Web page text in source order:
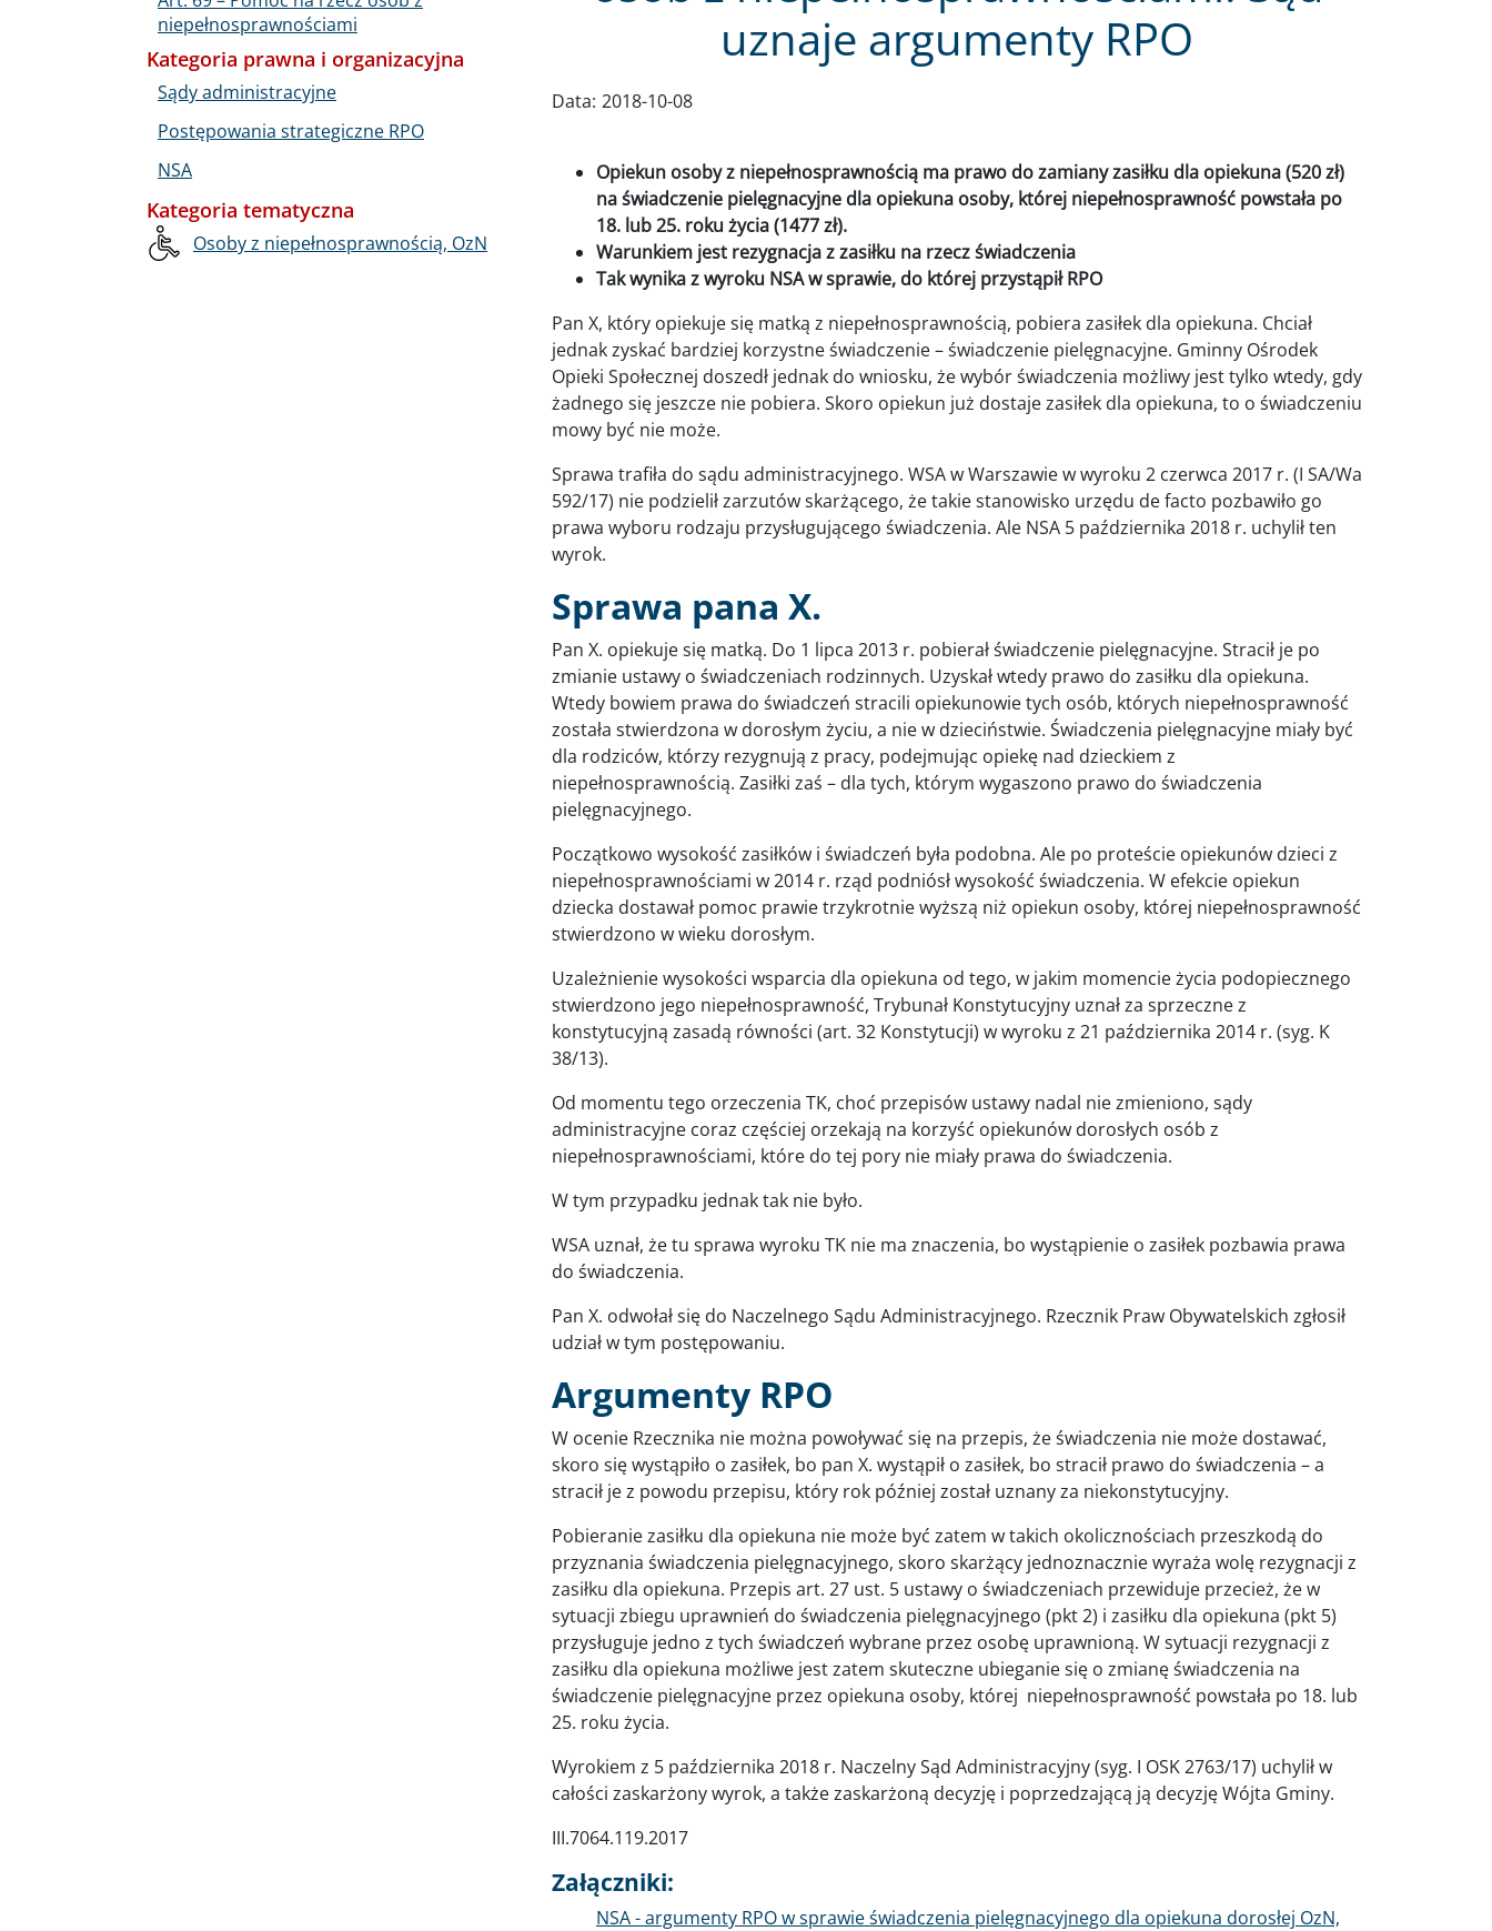
uznaje argumenty RPO
Data: 2018-10-08
Opiekun osoby z niepełnosprawnością ma prawo do zamiany zasiłku dla opiekuna (520 zł)
na świadczenie pielęgnacyjne dla opiekuna osoby, której niepełnosprawność powstała po
18. lub 25. roku życia (1477 zł).
Warunkiem jest rezygnacja z zasiłku na rzecz świadczenia
Tak wynika z wyroku NSA w sprawie, do której przystąpił RPO
Pan X, który opiekuje się matką z niepełnosprawnością, pobiera zasiłek dla opiekuna. Chciał
jednak zyskać bardziej korzystne świadczenie – świadczenie pielęgnacyjne. Gminny Ośrodek
Opieki Społecznej doszedł jednak do wniosku, że wybór świadczenia możliwy jest tylko wtedy, gdy
żadnego się jeszcze nie pobiera. Skoro opiekun już dostaje zasiłek dla opiekuna, to o świadczeniu
mowy być nie może.
Sprawa trafiła do sądu administracyjnego. WSA w Warszawie w wyroku 2 czerwca 2017 r. (I SA/Wa
592/17) nie podzielił zarzutów skarżącego, że takie stanowisko urzędu de facto pozbawiło go
prawa wyboru rodzaju przysługującego świadczenia. Ale NSA 5 października 2018 r. uchylił ten
wyrok.
Sprawa pana X.
Pan X. opiekuje się matką. Do 1 lipca 2013 r. pobierał świadczenie pielęgnacyjne. Stracił je po
zmianie ustawy o świadczeniach rodzinnych. Uzyskał wtedy prawo do zasiłku dla opiekuna.
Wtedy bowiem prawa do świadczeń stracili opiekunowie tych osób, których niepełnosprawność
została stwierdzona w dorosłym życiu, a nie w dzieciństwie. Świadczenia pielęgnacyjne miały być
dla rodziców, którzy rezygnują z pracy, podejmując opiekę nad dzieckiem z
niepełnosprawnością. Zasiłki zaś – dla tych, którym wygaszono prawo do świadczenia
pielęgnacyjnego.
Początkowo wysokość zasiłków i świadczeń była podobna. Ale po proteście opiekunów dzieci z
niepełnosprawnościami w 2014 r. rząd podniósł wysokość świadczenia. W efekcie opiekun
dziecka dostawał pomoc prawie trzykrotnie wyższą niż opiekun osoby, której niepełnosprawność
stwierdzono w wieku dorosłym.
Uzależnienie wysokości wsparcia dla opiekuna od tego, w jakim momencie życia podopiecznego
stwierdzono jego niepełnosprawność, Trybunał Konstytucyjny uznał za sprzeczne z
konstytucyjną zasadą równości (art. 32 Konstytucji) w wyroku z 21 października 2014 r. (syg. K
38/13).
Od momentu tego orzeczenia TK, choć przepisów ustawy nadal nie zmieniono, sądy
administracyjne coraz częściej orzekają na korzyść opiekunów dorosłych osób z
niepełnosprawnościami, które do tej pory nie miały prawa do świadczenia.
W tym przypadku jednak tak nie było.
WSA uznał, że tu sprawa wyroku TK nie ma znaczenia, bo wystąpienie o zasiłek pozbawia prawa
do świadczenia.
Pan X. odwołał się do Naczelnego Sądu Administracyjnego. Rzecznik Praw Obywatelskich zgłosił
udział w tym postępowaniu.
Argumenty RPO
W ocenie Rzecznika nie można powoływać się na przepis, że świadczenia nie może dostawać,
skoro się wystąpiło o zasiłek, bo pan X. wystąpił o zasiłek, bo stracił prawo do świadczenia – a
stracił je z powodu przepisu, który rok później został uznany za niekonstytucyjny.
Pobieranie zasiłku dla opiekuna nie może być zatem w takich okolicznościach przeszkodą do
przyznania świadczenia pielęgnacyjnego, skoro skarżący jednoznacznie wyraża wolę rezygnacji z
zasiłku dla opiekuna. Przepis art. 27 ust. 5 ustawy o świadczeniach przewiduje przecież, że w
sytuacji zbiegu uprawnień do świadczenia pielęgnacyjnego (pkt 2) i zasiłku dla opiekuna (pkt 5)
przysługuje jedno z tych świadczeń wybrane przez osobę uprawnioną. W sytuacji rezygnacji z
zasiłku dla opiekuna możliwe jest zatem skuteczne ubieganie się o zmianę świadczenia na
świadczenie pielęgnacyjne przez opiekuna osoby, której niepełnosprawność powstała po 18. lub
25. roku życia.
Wyrokiem z 5 października 2018 r. Naczelny Sąd Administracyjny (syg. I OSK 2763/17) uchylił w
całości zaskarżony wyrok, a także zaskarżoną decyzję i poprzedzającą ją decyzję Wójta Gminy.
III.7064.119.2017
Załączniki:
Dokument
NSA - argumenty RPO w sprawie świadczenia pielęgnacyjnego dla opiekuna dorosłej OzN,
niepełnosprawnościami
Kategoria prawna i organizacyjna
Sądy administracyjne
Postępowania strategiczne RPO
NSA
Kategoria tematyczna
Osoby z niepełnosprawnością, OzN